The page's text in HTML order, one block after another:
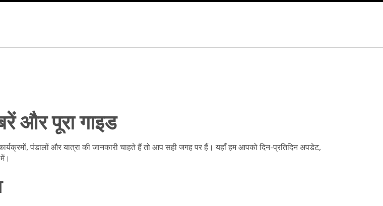
और पूरा गाइड
पंडालों और यात्रा की जानकारी चाहते हैं तो आप सही जगह पर हैं। यहाँ हम आपको दिन-प्रतिदिन अपडेट,